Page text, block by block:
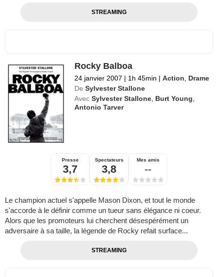
STREAMING
Rocky Balboa
24 janvier 2007 | 1h 45min | Action
Drame
De Sylvester Stallone
Avec Sylvester Stallone Burt Young
Antonio Tarver
Presse
3,7
Spectateurs
3,8
Mes amis
--
Le champion actuel s'appelle Mason Dixon, et tout le monde
s'accorde à le définir comme un tueur sans élégance ni coeur.
Alors que les promoteurs lui cherchent désespérément un
adversaire à sa taille, la légende de Rocky refait surface...
STREAMING